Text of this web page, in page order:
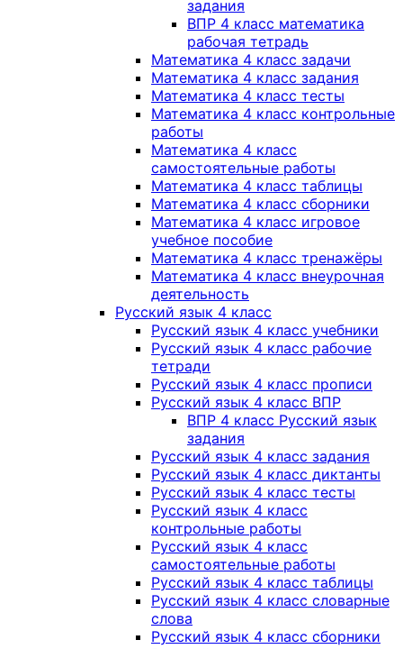
задания
ВПР 4 класс математика
рабочая тетрадь
Математика 4 класс задачи
Математика 4 класс задания
Математика 4 класс тесты
Математика 4 класс контрольные
работы
Математика 4 класс
самостоятельные работы
Математика 4 класс таблицы
Математика 4 класс сборники
Математика 4 класс игровое
учебное пособие
Математика 4 класс тренажёры
Математика 4 класс внеурочная
деятельность
Русский язык 4 класс
Русский язык 4 класс учебники
Русский язык 4 класс рабочие
тетради
Русский язык 4 класс прописи
Русский язык 4 класс ВПР
ВПР 4 класс Русский язык
задания
Русский язык 4 класс задания
Русский язык 4 класс диктанты
Русский язык 4 класс тесты
Русский язык 4 класс
контрольные работы
Русский язык 4 класс
самостоятельные работы
Русский язык 4 класс таблицы
Русский язык 4 класс словарные
слова
Русский язык 4 класс сборники